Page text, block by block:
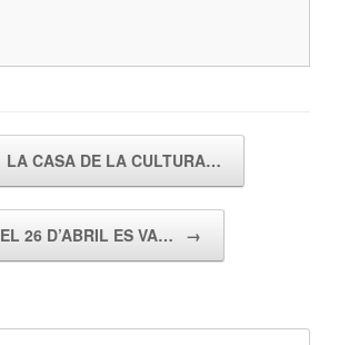
LA CASA DE LA CULTURA…
EL 26 D’ABRIL ES VA… →